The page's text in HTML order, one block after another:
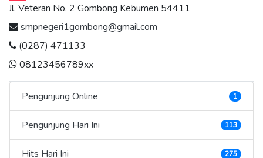
Jl. Veteran No. 2 Gombong Kebumen 54411
smpnegeri1gombong@gmail.com
(0287) 471133
08123456789xx
Pengunjung Online 1
Pengunjung Hari Ini 113
Hits Hari Ini 275